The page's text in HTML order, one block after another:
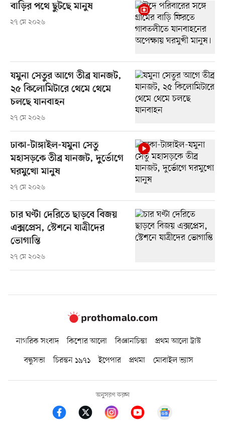
বাড়ির পথে ছুটছে মানুষ
২৭ মে ২০২৬
যমুনা সেতুর আগে তীব্র যানজট,
২৫ কিলোমিটারে থেমে থেমে
চলছে যানবাহন
২৭ মে ২০২৬
ঢাকা-টাঙ্গাইল-যমুনা সেতু
মহাসড়কে তীব্র যানজট, দুর্ভোগে
ঘরমুখো মানুষ
২৭ মে ২০২৬
চার ঘণ্টা দেরিতে ছাড়বে বিজয়
এক্সপ্রেস, স্টেশনে যাত্রীদের
ভোগান্তি
২৭ মে ২০২৬
নাগরিক সংবাদ কিশোর আলো বিজ্ঞানচিন্তা
প্রথম আলো ট্রাস্ট
বন্ধুসভা
চিরন্তন ১৯৭১ ইপেপার প্রথমা মোবাইল ভ্যাস
অনুসরণ করুন